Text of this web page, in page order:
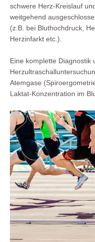
schwere Herz-Kreislauf
weitgehend
(z.B. bei Bluthochdruck,
Herzinfarkt etc.).
Eine komplette Diagnostik
Atemgase
Laktat-Konzentration im